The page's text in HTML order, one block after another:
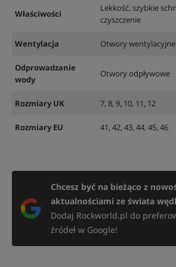
Właściwości
Lekkość, szybkie
czyszczenie
Wentylacja Otwory wentylacyjne
Odprowadzanie
wody
Otwory odpływowe
Rozmiary UK 7, 8, 9, 10, 11, 12
Rozmiary EU 41, 42, 43, 44, 45, 46
Chcesz być na bieżąco z
aktualnościami ze świata
Dodaj Rockworld.pl do
źródeł w Google!